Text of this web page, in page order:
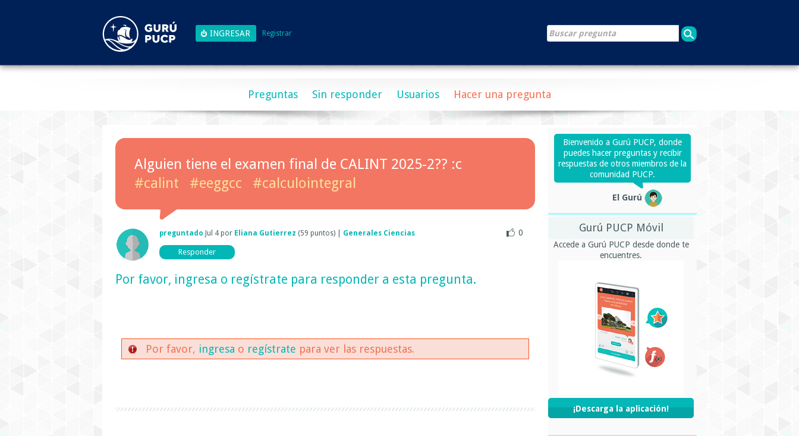
Registrar
Preguntas Sin responder Usuarios Hacer una pregunta
Alguien tiene el examen final de CALINT 2025-2?? :c
#calint
#eeggcc #calculointegral
0
preguntado Jul 4 por Eliana Gutierrez (59 puntos) Generales Ciencias
Por favor, ingresa o regístrate para responder a esta pregunta.
Por favor, ingresa o regístrate para ver las respuestas.
Bienvenido a Gurú PUCP, donde
puedes hacer preguntas y recibir
respuestas de otros miembros de la
comunidad PUCP.
El Gurú
Gurú PUCP Móvil
Accede a Gurú PUCP desde donde te
encuentres.
¡Descarga la aplicación!